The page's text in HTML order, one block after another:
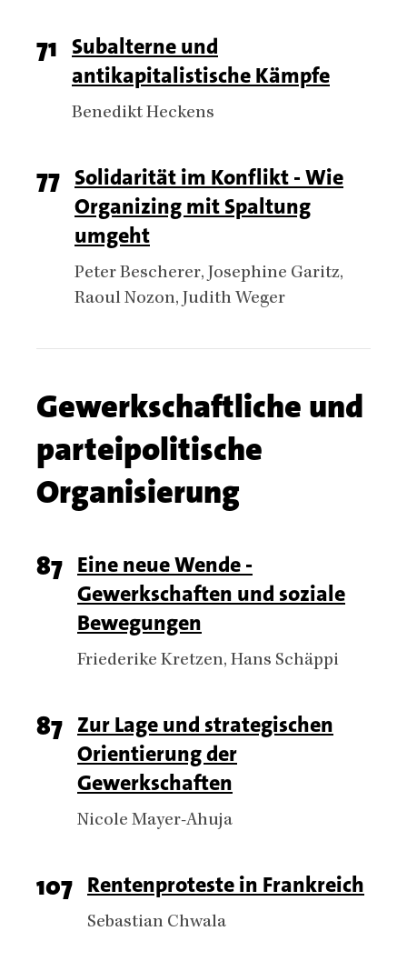
Page
number
71 Titel
Subalterne und
antikapitalistische Kämpfe
Authors
Benedikt Heckens
Page
number
77 Titel
Solidarität im Konflikt - Wie
Organizing mit Spaltung
umgeht
Authors
Peter Bescherer Josephine Garitz
Raoul Nozon Judith Weger
Chapter
name
Gewerkschaftliche und
parteipolitische
Organisierung
Chapter
articles
Page
number
87 Titel
Eine neue Wende -
Gewerkschaften und soziale
Bewegungen
Authors
Friederike Kretzen Hans Schäppi
Page
number
87 Titel
Zur Lage und strategischen
Orientierung der
Gewerkschaften
Authors
Nicole Mayer-Ahuja
Page
number
107 Titel
Rentenproteste in Frankreich
Authors
Sebastian Chwala